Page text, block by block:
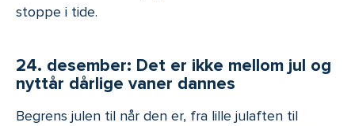
stoppe i tide.
24. desember: Det er ikke mellom jul og
nyttår dårlige vaner dannes
Begrens julen til når den er, fra lille julaften til